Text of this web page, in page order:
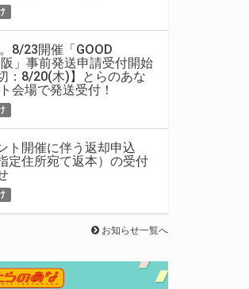
8/23開催「GOOD
」事前発送申請受付開始
：8/20(木)】とらのあな
会場で発送受付！
ト開催に伴う返却申込
定住所宛て返本）の受付
お知らせ一覧へ